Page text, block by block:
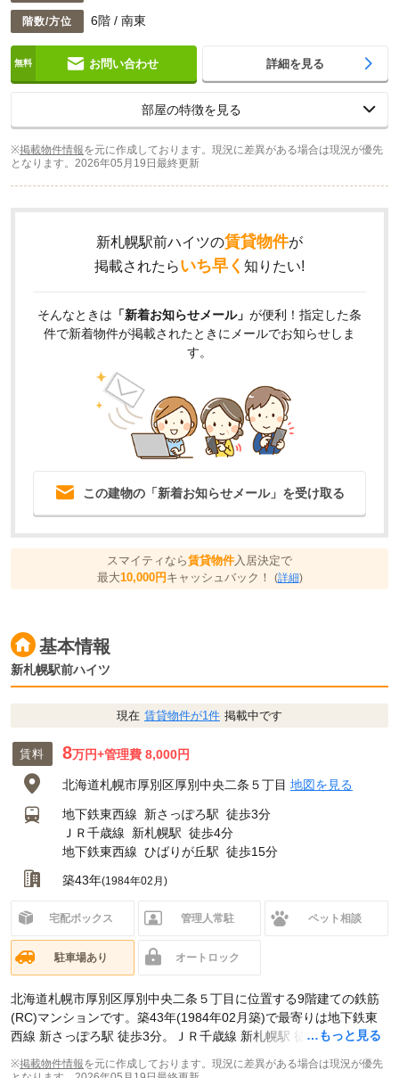
階数/方位 6階 / 南東
お問い合わせ 詳細を見る
部屋の特徴を見る
※掲載物件情報を元に作成しております。現況に差異がある場合は現況が優先
となります。 2026年05月19日最終更新
新札幌駅前ハイツの賃貸物件が
掲載されたらいち早く 知りたい!
そんなときは 「新着お知らせメール」 が便利！指定した条
件で新着物件が掲載されたときにメールでお知らせしま
す。
この建物の「新着お知らせメール」を受け取る
スマイティなら賃貸物件入居決定で
最大10,000円 キャッシュバック！ (詳細)
基本情報
新札幌駅前ハイツ
現在 賃貸物件が1件 掲載中です
賃料 8万円+管理費 8,000円
北海道札幌市厚別区厚別中央二条５丁目 地図を見る
地下鉄東西線 新さっぽろ駅 徒歩3分
ＪＲ千歳線
新札幌駅 徒歩4分
地下鉄東西線 ひばりが丘駅 徒歩15分
築43年(1984年02月)
宅配ボックス 管理人常駐 ペット相談
駐車場あり オートロック
…もっと見る
北海道札幌市厚別区厚別中央二条５丁目に位置する9階建ての鉄筋
(RC)マンションです。築43年(1984年02月築)で最寄りは地下鉄東
西線 新さっぽろ駅 徒歩3分。ＪＲ千歳線 新札幌駅 徒歩4分です。現
在スマイティに賃貸募集中の部屋が1件(3LDK) 掲載されています。
※掲載物件情報を元に作成しております。現況に差異がある場合は現況が優先